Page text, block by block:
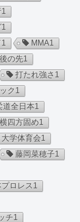
1
1
1 MMA1
後の先1
打たれ強さ 1
ク1
道全日本1
横四方固め1
大学体育会1
藤岡菜穂子1
ロレス1
チ1